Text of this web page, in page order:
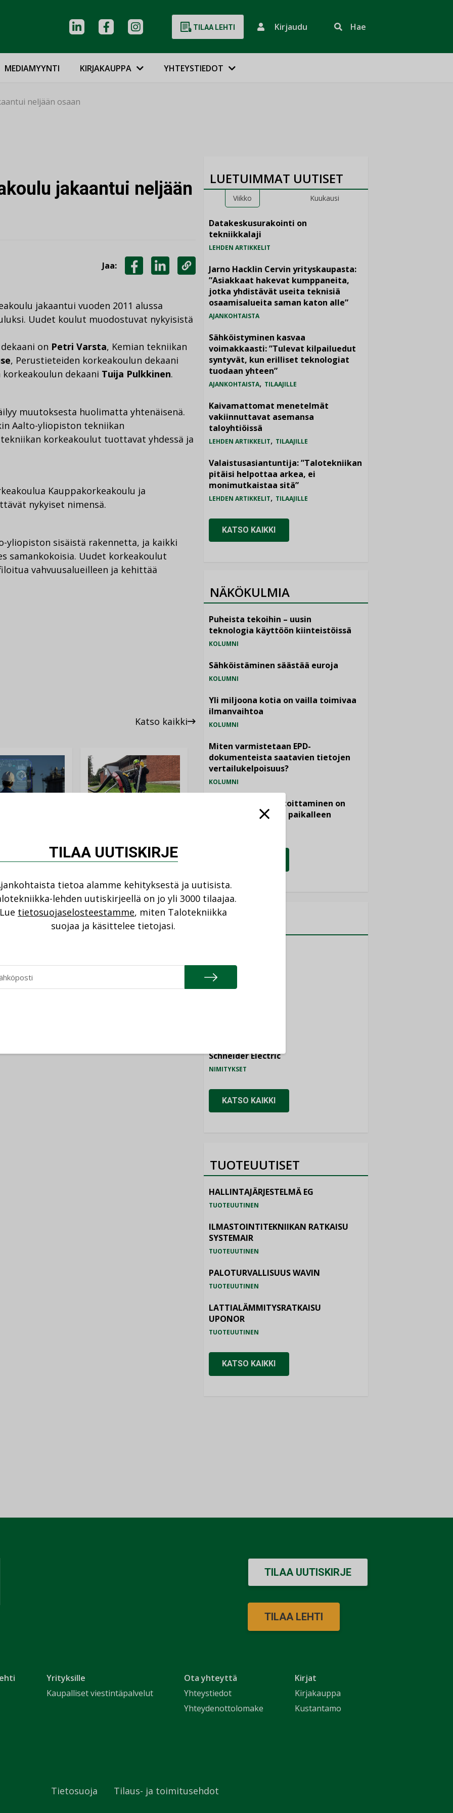
TILAA LEHTI Kirjaudu Hae
MEDIAMYYNTI KIRJAKAUPPA YHTEYSTIEDOT
neljään osaan
jakaantui neljään
Jaa:
LINKEDINISSÄ
KOPIOI
LINKKI
jakaantui vuoden 2011 alussa
Uudet koulut muodostuvat nykyisistä
on Petri Varsta, Kemian tekniikan
, Perustieteiden korkeakoulun dekaani
dekaani Tuija Pulkkinen.
muutoksesta huolimatta yhtenäisenä.
Aalto-yliopiston tekniikan
korkeakoulut tuottavat yhdessä ja
Kauppakorkeakoulu ja
nykyiset nimensä.
yliopiston sisäistä rakennetta, ja kaikki
samankokoisia. Uudet korkeakoulut
vahvuusalueilleen ja kehittää
Katso kaikki
kilpailuedut
kun erilliset
04.08.2026
menetelmät
vakiinnuttavat
asemansa
taloyhtiöissä
LUETUIMMAT UUTISET
Viikko Kuukausi
Datakeskusurakointi on
tekniikkalaji
LEHDEN ARTIKKELIT
Jarno Hacklin Cervin yrityskaupasta:
”Asiakkaat hakevat kumppaneita,
jotka yhdistävät useita teknisiä
osaamisalueita saman katon alle”
AJANKOHTAISTA
Sähköistyminen kasvaa
voimakkaasti: ”Tulevat kilpailuedut
syntyvät, kun erilliset teknologiat
tuodaan yhteen”
AJANKOHTAISTA, TILAAJILLE
Kaivamattomat menetelmät
vakiinnuttavat asemansa
taloyhtiöissä
LEHDEN ARTIKKELIT, TILAAJILLE
Valaistusasiantuntija: ”Talotekniikan
pitäisi helpottaa arkea, ei
monimutkaistaa sitä”
LEHDEN ARTIKKELIT, TILAAJILLE
KATSO KAIKKI
NÄKÖKULMIA
Puheista tekoihin – uusin
teknologia käyttöön kiinteistöissä
KOLUMNI
Sähköistäminen säästää euroja
KOLUMNI
Yli miljoona kotia on vailla toimivaa
ilmanvaihtoa
KOLUMNI
Miten varmistetaan EPD-
dokumenteista saatavien tietojen
vertailukelpoisuus?
KOLUMNI
Vesi- ja viemärimitoittaminen on
jämähtänyt ajassa paikalleen
NIMITYKSET
Schneider Electric
NIMITYKSET
KATSO KAIKKI
TUOTEUUTISET
HALLINTAJÄRJESTELMÄ EG
TUOTEUUTINEN
ILMASTOINTITEKNIIKAN RATKAISU
SYSTEMAIR
TUOTEUUTINEN
PALOTURVALLISUUS WAVIN
TUOTEUUTINEN
LATTIALÄMMITYSRATKAISU
UPONOR
TUOTEUUTINEN
KATSO KAIKKI
Yrityksille
Kaupalliset viestintäpalvelut
Ota yhteyttä
Yhteystiedot
Yhteydenottolomake
Kirjat
Kirjakauppa
Kustantamo
TILAA UUTISKIRJE
TILAA LEHTI
Tietosuoja Tilaus- ja toimitusehdot
TILAA UUTISKIRJE
tietoa alamme kehityksestä ja uutisista.
lehden uutiskirjeellä on jo yli 3000 tilaajaa.
Lue tietosuojaselosteestamme, miten Talotekniikka
suojaa ja käsittelee tietojasi.